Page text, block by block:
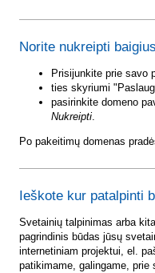
Norite nukreipti
Prisijunkite prie savo
ties skyriumi
pasirinkite domeno
Nukreipti.
Po pakeitimų domenas
Ieškote kur patalpinti
Svetainių talpinimas arba
pagrindinis būdas jūsų
internetiniam projektui, el.
patikimame, galingame, prie